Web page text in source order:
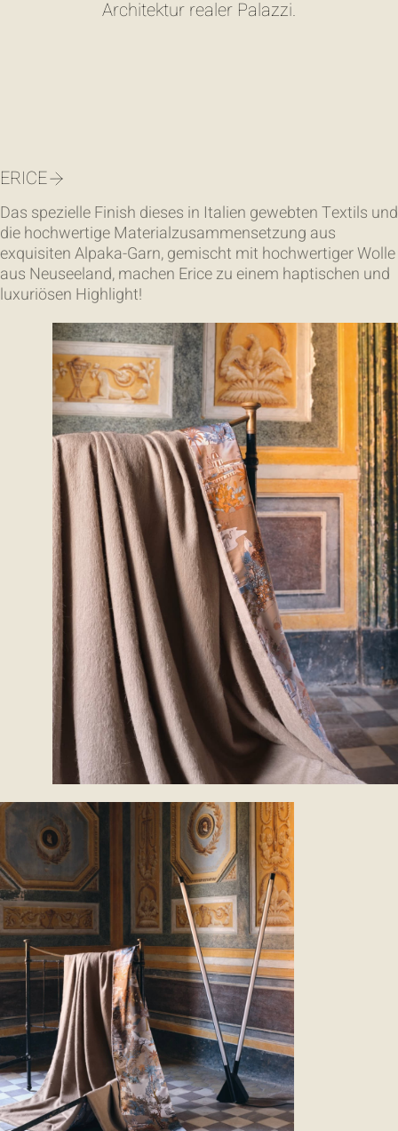
Architektur realer Palazzi.
ERICE
Das spezielle Finish dieses in Italien gewebten Textils und
die hochwertige Materialzusammensetzung aus
exquisiten Alpaka-Garn, gemischt mit hochwertiger Wolle
aus Neuseeland, machen Erice zu einem haptischen und
luxuriösen Highlight!